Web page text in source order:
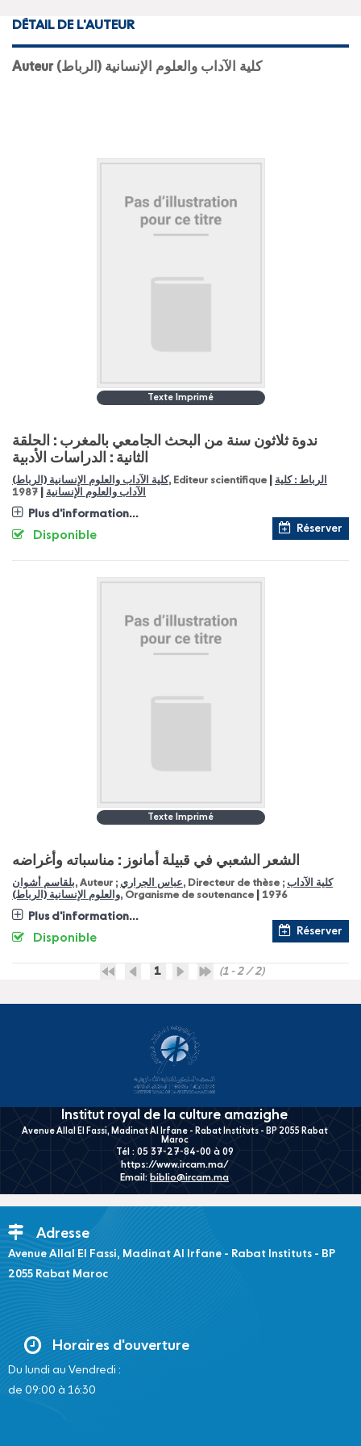
DÉTAIL DE L'AUTEUR
Auteur كلية الآداب والعلوم الإنسانية (الرباط)
Texte Imprimé
ندوة ثلاثون سنة من البحث الجامعي بالمغرب : الحلقة
الثانية : الدراسات الأدبية
كلية الآداب والعلوم الإنسانية (الرباط), Editeur scientifique
الرباط : كلية
الآداب والعلوم الإنسانية
1987
Plus d'information...
Réserver
Disponible
Texte Imprimé
الشعر الشعبي في قبيلة أمانوز : مناسباته وأغراضه
بلقاسم أشوان, Auteur ; عباس الجراري, Directeur de thèse ; كلية الآداب
والعلوم الإنسانية (الرباط), Organisme de soutenance 1976
Plus d'information...
Réserver
Disponible
1 (1 - 2 / 2)
Institut royal de la culture amazighe
Avenue Allal El Fassi, Madinat Al Irfane - Rabat Instituts - BP 2055 Rabat
Maroc
Tél : 05 37-27-84-00 à 09
https://www.ircam.ma/
Email: biblio@ircam.ma
Adresse
Avenue Allal El Fassi, Madinat Al Irfane - Rabat Instituts - BP
2055 Rabat Maroc
Horaires d'ouverture
Du lundi au Vendredi :
de 09:00 à 16:30